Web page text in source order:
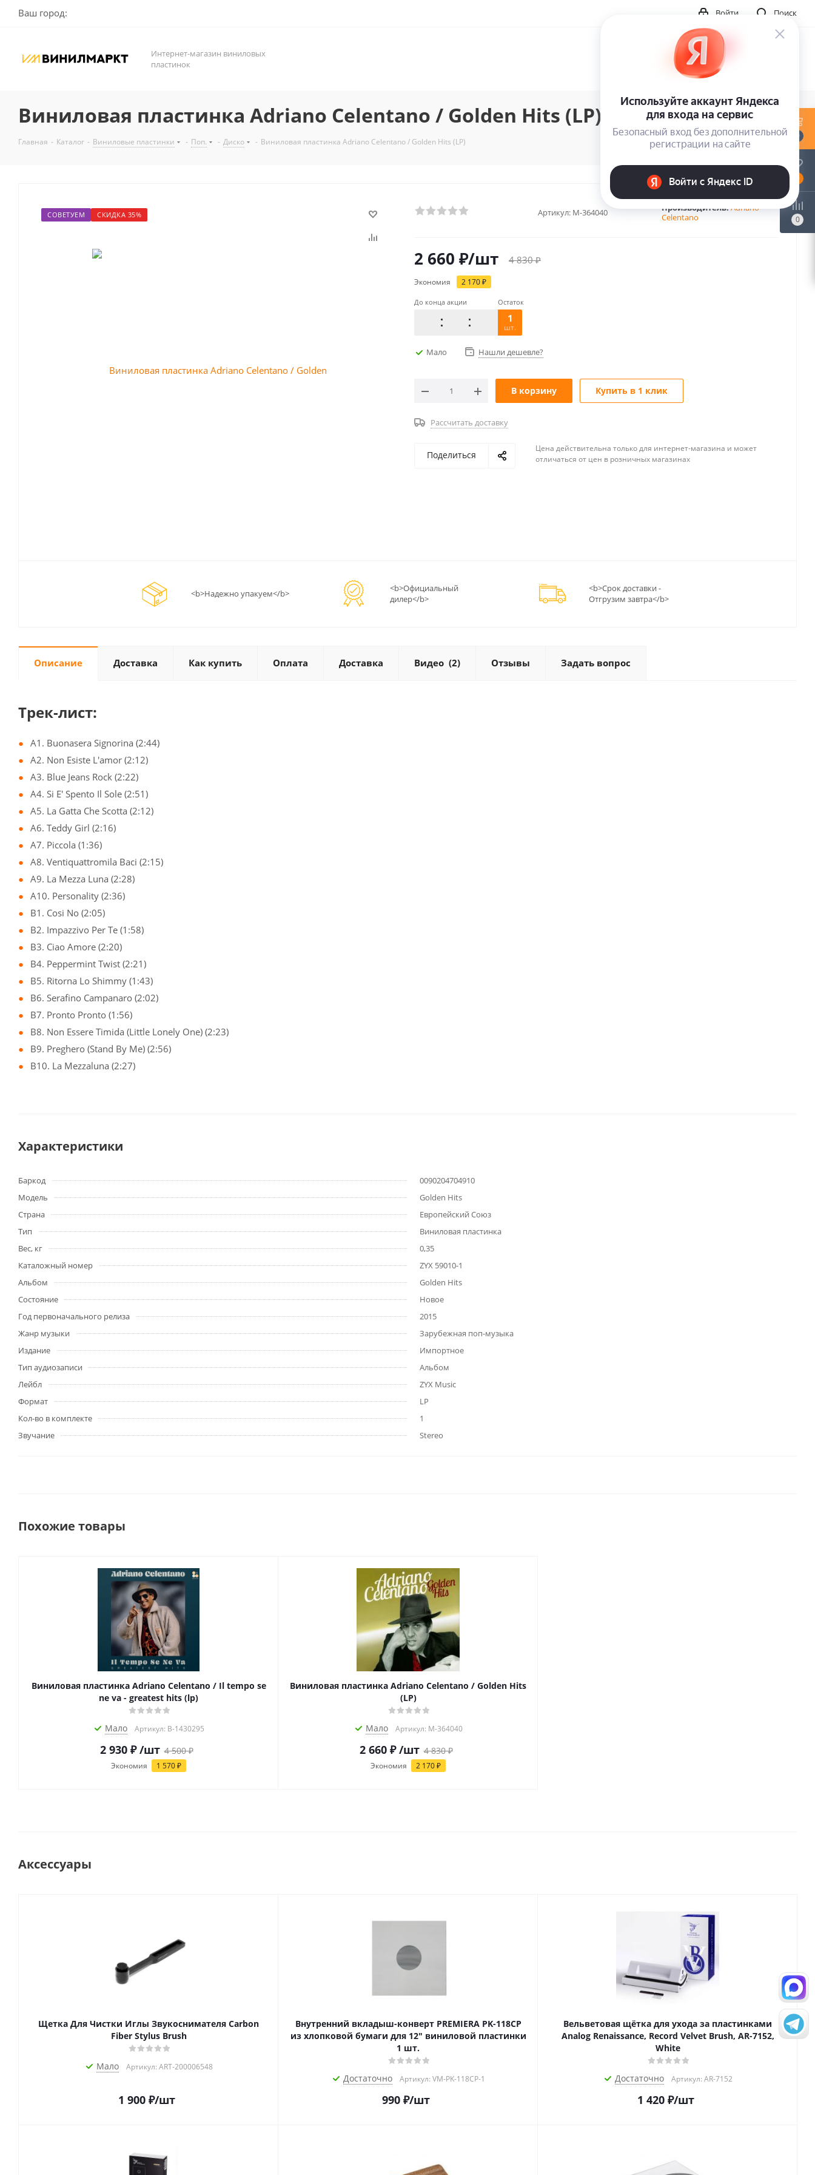
Ваш город: Поиск
Войти
Интернет-магазин виниловых
пластинок
Виниловая пластинка Adriano Celentano / Golden Hits (LP)
Главная - Каталог - Виниловые пластинки - Поп. - Диско - Виниловая пластинка Adriano Celentano / Golden Hits (LP)
СОВЕТУЕМ СКИДКА 35% Артикул: M-364040 Производитель:Adriano
Celentano
2 660 ₽/шт 4 830₽
Экономия 2 170₽
До конца акции Остаток
1
шт.
Мало Нашли дешевле?
В корзину Купить в 1 клик
Рассчитать доставку
Поделиться
Цена действительна только для интернет-магазина и может
отличаться от цен в розничных магазинах
<b>Надежно упакуем</b>
<b>Официальный
дилер</b>
<b>Срок доставки -
Отгрузим завтра</b>
Описание Доставка Как купить Оплата Доставка Видео (2) Отзывы Задать вопрос
Трек-лист:
A1. Buonasera Signorina (2:44)
A2. Non Esiste L'amor (2:12)
A3. Blue Jeans Rock (2:22)
A4. Si E' Spento Il Sole (2:51)
A5. La Gatta Che Scotta (2:12)
A6. Teddy Girl (2:16)
A7. Piccola (1:36)
A8. Ventiquattromila Baci (2:15)
A9. La Mezza Luna (2:28)
A10. Personality (2:36)
B1. Cosi No (2:05)
B2. Impazzivo Per Te (1:58)
B3. Ciao Amore (2:20)
B4. Peppermint Twist (2:21)
B5. Ritorna Lo Shimmy (1:43)
B6. Serafino Campanaro (2:02)
B7. Pronto Pronto (1:56)
B8. Non Essere Timida (Little Lonely One) (2:23)
B9. Preghero (Stand By Me) (2:56)
B10. La Mezzaluna (2:27)
Характеристики
Баркод
0090204704910
Модель
Golden Hits
Страна
Европейский Союз
Тип
Виниловая пластинка
Вес, кг
0,35
Каталожный номер
ZYX 59010-1
Альбом
Golden Hits
Состояние
Новое
Год первоначального релиза
2015
Жанр музыки
Зарубежная поп-музыка
Издание
Импортное
Тип аудиозаписи
Альбом
Лейбл
ZYX Music
Формат
LP
Кол-во в комплекте
1
Звучание
Stereo
Похожие товары
Виниловая пластинка Adriano Celentano / Il tempo se
ne va - greatest hits (lp)
Мало Артикул: B-1430295
2 930₽ /шт 4 500₽
Экономия 1 570₽
Виниловая пластинка Adriano Celentano / Golden Hits
(LP)
Мало Артикул: M-364040
2 660₽ /шт 4 830₽
Экономия 2 170₽
Аксессуары
Щетка Для Чистки Иглы Звукоснимателя Carbon
Fiber Stylus Brush
Мало Артикул: ART-200006548
1 900₽/шт
Внутренний вкладыш-конверт PREMIERA PK-118CP
из хлопковой бумаги для 12" виниловой пластинки
1 шт.
Достаточно Артикул: VM-PK-118CP-1
990 ₽/шт
Вельветовая щётка для ухода за пластинками
Analog Renaissance, Record Velvet Brush, AR-7152,
White
Достаточно Артикул: AR-7152
1 420₽/шт
0
0
0